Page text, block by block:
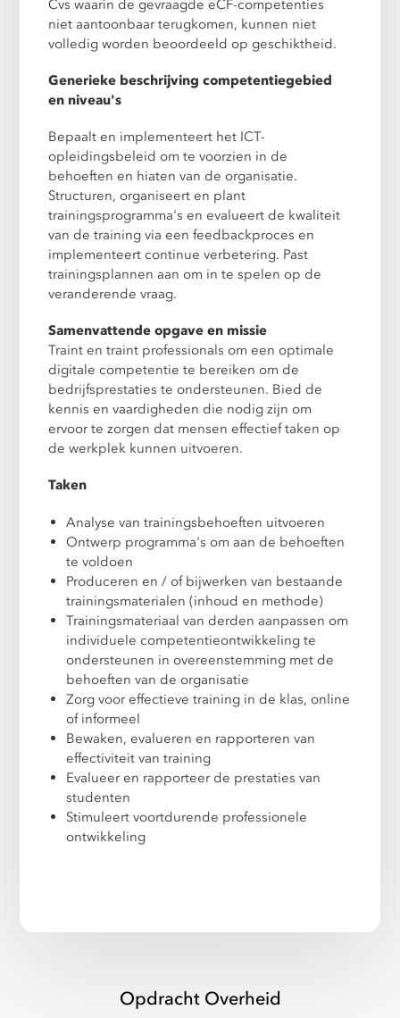
Cvs waarin de gevraagde eCF-competenties
niet aantoonbaar terugkomen, kunnen niet
volledig worden beoordeeld op geschiktheid.
Generieke beschrijving competentiegebied
en niveau's
Bepaalt en implementeert het ICT-
opleidingsbeleid om te voorzien in de
behoeften en hiaten van de organisatie.
Structuren, organiseert en plant
trainingsprogramma's en evalueert de kwaliteit
van de training via een feedbackproces en
implementeert continue verbetering. Past
trainingsplannen aan om in te spelen op de
veranderende vraag.
Samenvattende opgave en missie
Traint en traint professionals om een optimale
digitale competentie te bereiken om de
bedrijfsprestaties te ondersteunen. Bied de
kennis en vaardigheden die nodig zijn om
ervoor te zorgen dat mensen effectief taken op
de werkplek kunnen uitvoeren.
Taken
Analyse van trainingsbehoeften uitvoeren
Ontwerp programma's om aan de behoeften
te voldoen
Produceren en / of bijwerken van bestaande
trainingsmaterialen (inhoud en methode)
Trainingsmateriaal van derden aanpassen om
individuele competentieontwikkeling te
ondersteunen in overeenstemming met de
behoeften van de organisatie
Zorg voor effectieve training in de klas, online
of informeel
Bewaken, evalueren en rapporteren van
effectiviteit van training
Evalueer en rapporteer de prestaties van
studenten
Stimuleert voortdurende professionele
ontwikkeling
Opdracht Overheid